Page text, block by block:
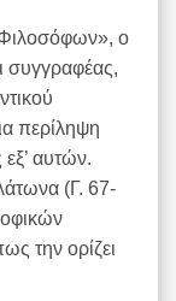
Φιλοσόφων», ο
συγγραφέας,
περίληψη
αυτών.
(Γ. 67-
την ορίζει